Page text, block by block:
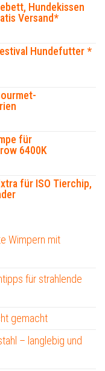
Hundekissen
Versand*
Hundefutter *
für
6400K
für ISO Tierchip,
Wimpern mit
für strahlende
gemacht
– langlebig und